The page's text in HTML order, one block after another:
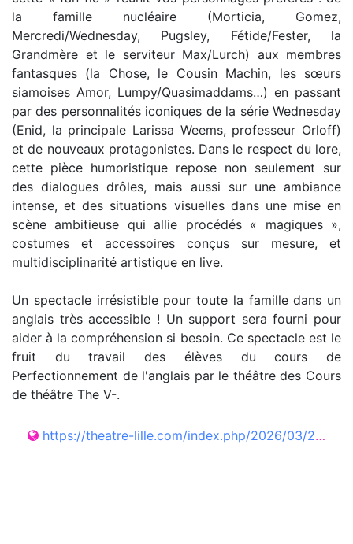
la famille nucléaire (Morticia, Gomez,
Mercredi/Wednesday, Pugsley, Fétide/Fester, la
Grandmère et le serviteur Max/Lurch) aux membres
fantasques (la Chose, le Cousin Machin, les sœurs
siamoises Amor, Lumpy/Quasimaddams…) en passant
par des personnalités iconiques de la série Wednesday
(Enid, la principale Larissa Weems, professeur Orloff)
et de nouveaux protagonistes. Dans le respect du lore,
cette pièce humoristique repose non seulement sur
des dialogues drôles, mais aussi sur une ambiance
intense, et des situations visuelles dans une mise en
scène ambitieuse qui allie procédés « magiques »,
costumes et accessoires conçus sur mesure, et
multidisciplinarité artistique en live.
Un spectacle irrésistible pour toute la famille dans un
anglais très accessible ! Un support sera fourni pour
aider à la compréhension si besoin. Ce spectacle est le
fruit du travail des élèves du cours de
Perfectionnement de l'anglais par le théâtre des Cours
de théâtre The V-.
https://theatre-lille.com/index.php/2026/03/22/la-famille-addams/